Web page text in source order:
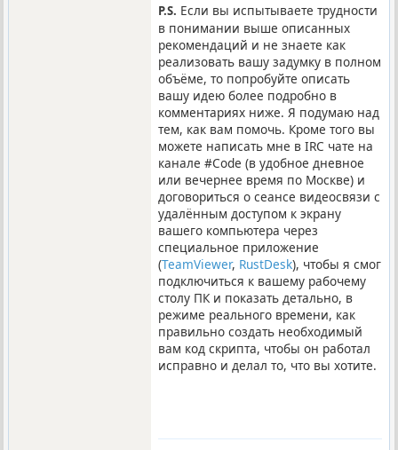
P.S. Если вы испытываете трудности
в понимании выше описанных
рекомендаций и не знаете как
реализовать вашу задумку в полном
объёме, то попробуйте описать
вашу идею более подробно в
комментариях ниже. Я подумаю над
тем, как вам помочь. Кроме того вы
можете написать мне в IRC чате на
канале #Code (в удобное дневное
или вечернее время по Москве) и
договориться о сеансе видеосвязи с
удалённым доступом к экрану
вашего компьютера через
специальное приложение
(TeamViewer, RustDesk), чтобы я смог
подключиться к вашему рабочему
столу ПК и показать детально, в
режиме реального времени, как
правильно создать необходимый
вам код скрипта, чтобы он работал
исправно и делал то, что вы хотите.